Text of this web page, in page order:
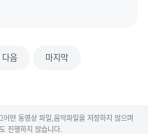
다음 마지막
떤 동영상 파일,음악파일을 저장하지 않으며
진행하지 않습니다.